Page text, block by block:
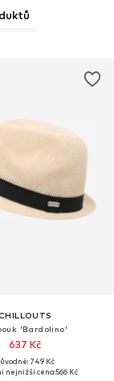
'Bardolino'
637 Kč
749 Kč
nejnižší cena:566 Kč